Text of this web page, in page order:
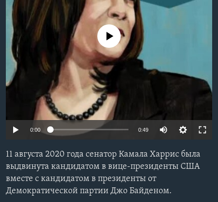
Learning English
СОЦИАЛЬНЫЕ СЕТИ
No media source currently available
0:00 0:49
11 августа 2020 года сенатор Камала Харрис была
выдвинута кандидатом в вице-президенты США
вместе с кандидатом в президенты от
Демократической партии Джо Байденом.